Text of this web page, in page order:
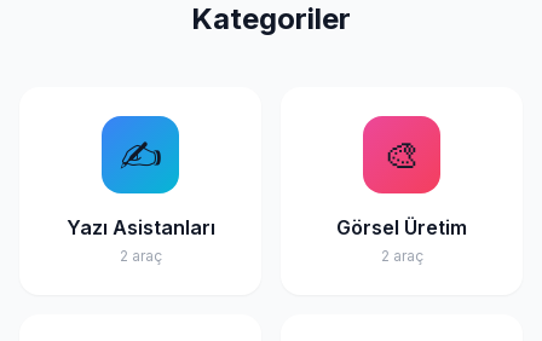
Kategoriler
✍️
Yazı Asistanları
2 araç
🎨
Görsel Üretim
2 araç